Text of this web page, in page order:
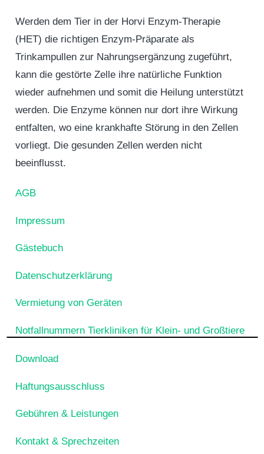
Werden dem Tier in der Horvi Enzym-Therapie
(HET) die richtigen Enzym-Präparate als
Trinkampullen zur Nahrungsergänzung zugeführt,
kann die gestörte Zelle ihre natürliche Funktion
wieder aufnehmen und somit die Heilung unterstützt
werden. Die Enzyme können nur dort ihre Wirkung
entfalten, wo eine krankhafte Störung in den Zellen
vorliegt. Die gesunden Zellen werden nicht
beeinflusst.
AGB
Impressum
Gästebuch
Datenschutzerklärung
Vermietung von Geräten
Notfallnummern Tierkliniken für Klein- und Großtiere
Download
Haftungsausschluss
Gebühren & Leistungen
Kontakt & Sprechzeiten